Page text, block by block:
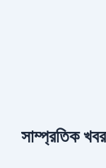
সাম্প্রতিক খবর